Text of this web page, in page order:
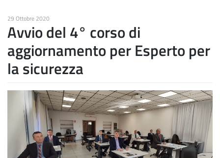
29 Ottobre 2020
Avvio del 4° corso di
aggiornamento per Esperto per
la sicurezza